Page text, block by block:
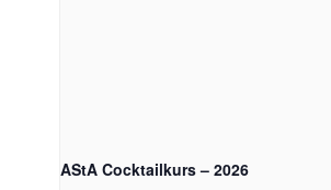
AStA Cocktailkurs – 2026